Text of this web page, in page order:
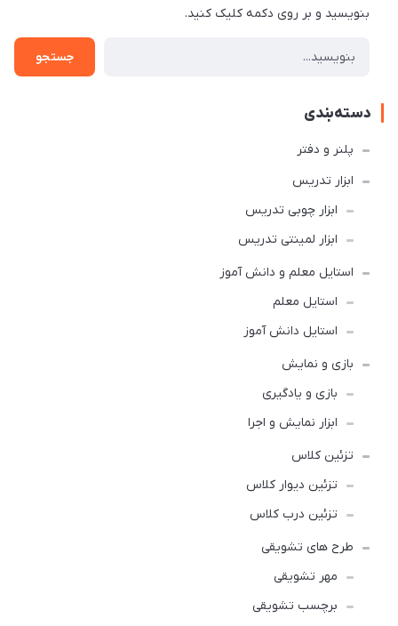
بنویسید و بر روی دکمه کلیک کنید.
جستجو
دسته‌بندی
پلنر و دفتر
ابزار تدریس
ابزار چوبی تدریس
ابزار لمینتی تدریس
استایل معلم و دانش آموز
استایل معلم
استایل دانش آموز
بازی و نمایش
بازی و یادگیری
ابزار نمایش و اجرا
تزئین کلاس
تزئین دیوار کلاس
تزئین درب کلاس
طرح های تشویقی
مهر تشویقی
برچسب تشویقی